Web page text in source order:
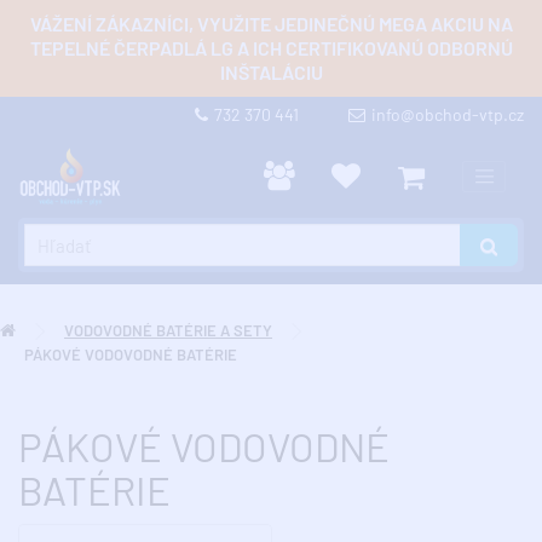
VÁŽENÍ ZÁKAZNÍCI, VYUŽITE JEDINEČNÚ MEGA AKCIU NA
TEPELNÉ ČERPADLÁ LG A ICH CERTIFIKOVANÚ ODBORNÚ
INŠTALÁCIU
732 370 441 info@obchod-vtp.cz
VODOVODNÉ BATÉRIE A SETY
PÁKOVÉ VODOVODNÉ BATÉRIE
PÁKOVÉ VODOVODNÉ
BATÉRIE